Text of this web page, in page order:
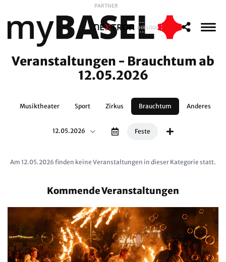
PARTNER
IHR LOGO
Veranstaltungen - Brauchtum ab
12.05.2026
Musiktheater Sport Zirkus Brauchtum Anderes
12.05.2026 Feste
Am 12.05.2026 finden keine Veranstaltungen in dieser Kategorie statt.
Kommende Veranstaltungen